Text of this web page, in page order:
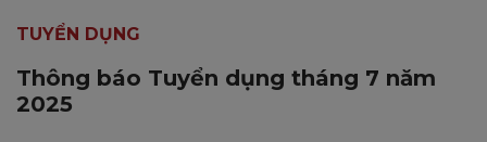
TUYỂN DỤNG
Thông báo Tuyển dụng tháng 7 năm
2025